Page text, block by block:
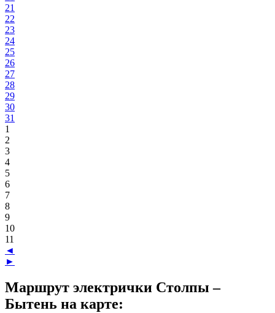
21
22
23
24
25
26
27
28
29
30
31
1
2
3
4
5
6
7
8
9
10
11
◄
►
Маршрут электрички Столпы –
Бытень на карте: